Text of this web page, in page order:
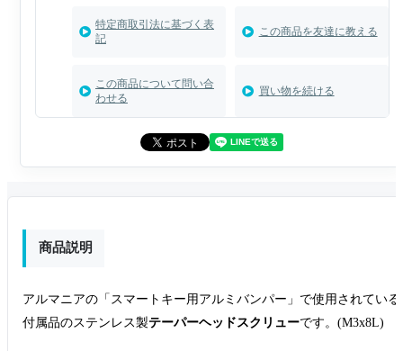
特定商取引法に基づく表
記
この商品を友達に教える
この商品について問い合
わせる
買い物を続ける
商品説明
アルマニアの「スマートキー用アルミバンパー」で使用されている
付属品のステンレス製テーパーヘッドスクリューです。(M3x8L)